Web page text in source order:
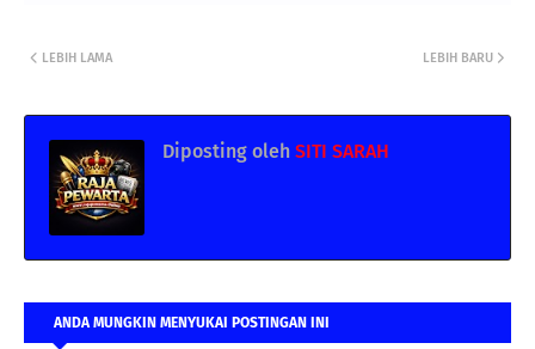
LEBIH BARU
LEBIH LAMA
Diposting oleh SITI SARAH
ANDA MUNGKIN MENYUKAI POSTINGAN INI